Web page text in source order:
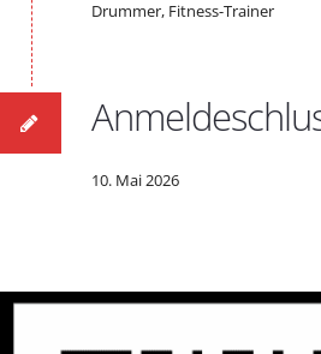
Drummer, Fitness-Trainer
10. Mai 2026